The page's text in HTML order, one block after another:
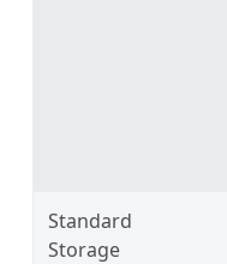
Standard
Storage